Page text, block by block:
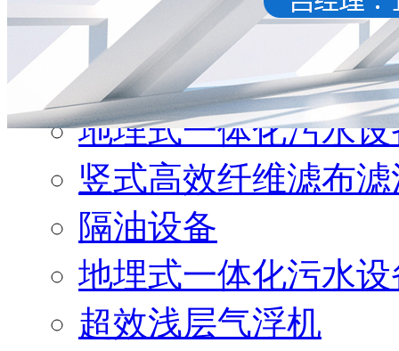
产品分类
污水设备
地埋式一体化污水设
竖式高效纤维滤布滤
隔油设备
地埋式一体化污水设
超效浅层气浮机